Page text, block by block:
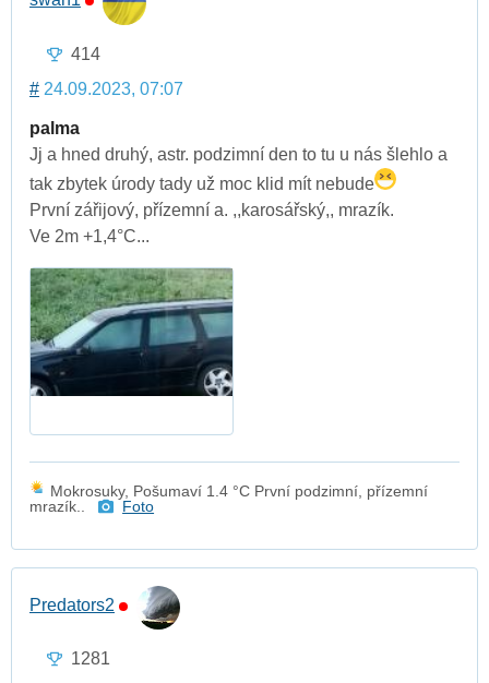
414
# 24.09.2023, 07:07
palma
Jj a hned druhý, astr. podzimní den to tu u nás šlehlo a
tak zbytek úrody tady už moc klid mít nebude
První zářijový, přízemní a. ,,karosářský,, mrazík.
Ve 2m +1,4°C...
Mokrosuky, Pošumaví 1.4 °C První podzimní, přízemní
mrazík..
Foto
Predators2
1281